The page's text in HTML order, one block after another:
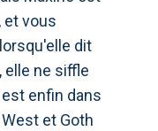
et vous
dit
ne siffle
enfin dans
et Goth